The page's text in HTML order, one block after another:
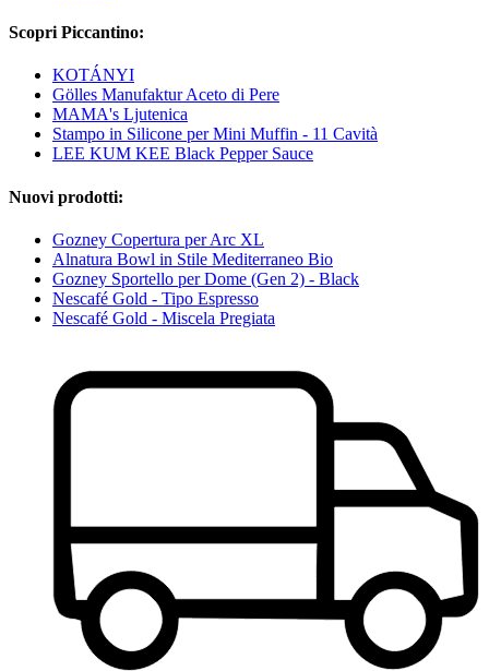
Scopri Piccantino:
KOTÁNYI
Gölles Manufaktur Aceto di Pere
MAMA's Ljutenica
Stampo in Silicone per Mini Muffin - 11 Cavità
LEE KUM KEE Black Pepper Sauce
Nuovi prodotti:
Gozney Copertura per Arc XL
Alnatura Bowl in Stile Mediterraneo Bio
Gozney Sportello per Dome (Gen 2) - Black
Nescafé Gold - Tipo Espresso
Nescafé Gold - Miscela Pregiata